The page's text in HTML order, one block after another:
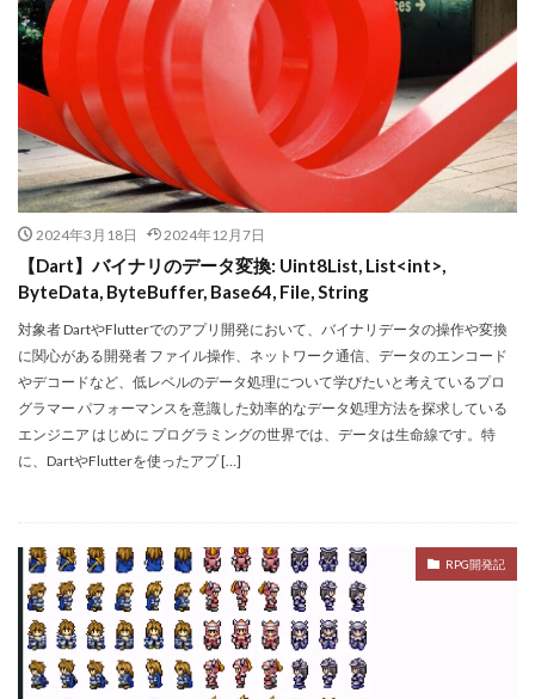
2024年3月18日 2024年12月7日
【Dart】バイナリのデータ変換: Uint8List, List<int>,
ByteData, ByteBuffer, Base64, File, String
対象者 DartやFlutterでのアプリ開発において、バイナリデータの操作や変換
に関心がある開発者 ファイル操作、ネットワーク通信、データのエンコード
やデコードなど、低レベルのデータ処理について学びたいと考えているプロ
グラマー パフォーマンスを意識した効率的なデータ処理方法を探求している
エンジニア はじめに プログラミングの世界では、データは生命線です。特
に、DartやFlutterを使ったアプ […]
RPG開発記